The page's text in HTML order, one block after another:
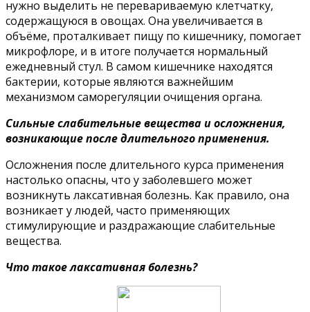
нужно выделить не перевариваемую клетчатку,
содержащуюся в овощах. Она увеличивается в
объёме, проталкивает пищу по кишечнику, помогает
микрофлоре, и в итоге получается нормальный
ежедневный стул. В самом кишечнике находятся
бактерии, которые являются важнейшим
механизмом саморегуляции очищения органа.
Сильные слабительные вещества и осложнения,
возникающие после длительного применения.
Осложнения после длительного курса применения
настолько опасны, что у заболевшего может
возникнуть лаксативная болезнь. Как правило, она
возникает у людей, часто применяющих
стимулирующие и раздражающие слабительные
вещества.
Что такое лаксативная болезнь?